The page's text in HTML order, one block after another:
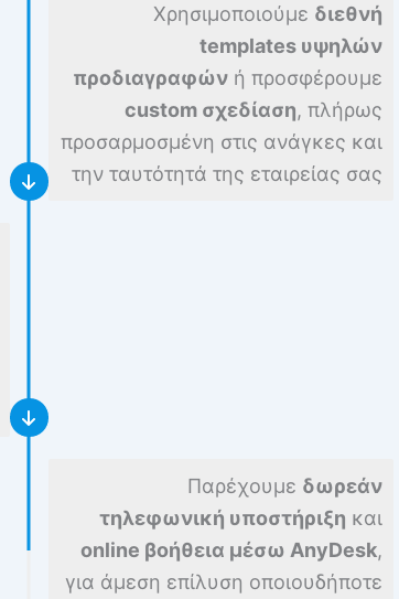
Χρησιμοποιούμε διεθνή
templates υψηλών
προδιαγραφών ή προσφέρουμε
custom σχεδίαση, πλήρως
προσαρμοσμένη στις ανάγκες και
την ταυτότητά της εταιρείας σας
Παρέχουμε δωρεάν
τηλεφωνική υποστήριξη και
online βοήθεια μέσω AnyDesk,
για άμεση επίλυση οποιουδήποτε